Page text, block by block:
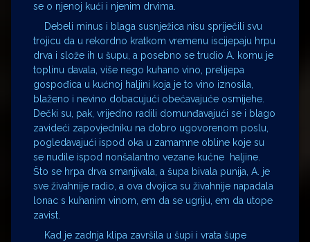
se o njenoj kući i njenim drvima.
Debeli minus i blaga susnježica nisu spriječili svu
trojicu da u rekordno kratkom vremenu iscijepaju hrpu
drva i slože ih u šupu, a posebno se trudio A. komu je
toplinu davala, više nego kuhano vino, prelijepa
gospođica u kućnoj haljini koja je to vino iznosila,
blaženo i nevino dobacujući obećavajuće osmijehe.
Dečki su, pak, vrijedno radili domunđavajući se i blago
zavideći zapovjedniku na dobro ugovorenom poslu,
pogledavajući ispod oka u zamamne obline koje su
se nudile ispod nonšalantno vezane kućne haljine.
Što se hrpa drva smanjivala, a šupa bivala punija, A. je
sve živahnije radio, a ova dvojica su živahnije napadala
lonac s kuhanim vinom, em da se ugriju, em da utope
zavist.
Kad je zadnja klipa završila u šupi i vrata šupe